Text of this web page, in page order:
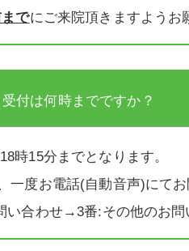
でにご来院頂きますようお
付は何時までですか？
時15分までとなります。
一度お電話(自動音声)にてお
合わせ→3番:その他のお問